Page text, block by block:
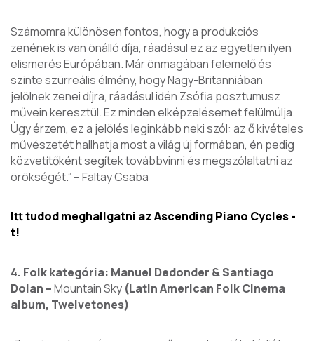
Számomra különösen fontos, hogy a produkciós
zenének is van önálló díja, ráadásul ez az egyetlen ilyen
elismerés Európában. Már önmagában felemelő és
szinte szürreális élmény, hogy Nagy-Britanniában
jelölnek zenei díjra, ráadásul idén Zsófia posztumusz
művein keresztül. Ez minden elképzelésemet felülmúlja.
Úgy érzem, ez a jelölés leginkább neki szól: az ő kivételes
művészetét hallhatja most a világ új formában, én pedig
közvetítőként segítek továbbvinni és megszólaltatni az
örökségét.” – Faltay Csaba
Itt tudod meghallgatni az Ascending Piano Cycles -
t!
4. Folk kategória: Manuel Dedonder & Santiago
Dolan –Mountain Sky (Latin American Folk Cinema
album, Twelvetones)